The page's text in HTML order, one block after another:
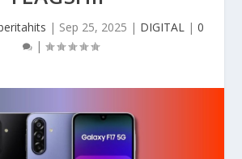
| Sep 25, 2025 | DIGITAL| 0
|